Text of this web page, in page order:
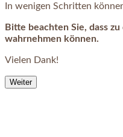
In wenigen Schritten
Bitte beachten Sie, dass
wahrnehmen können.
Vielen Dank!
Weiter